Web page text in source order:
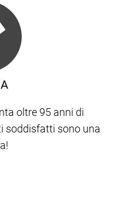
oltre 95 anni di
soddisfatti sono una